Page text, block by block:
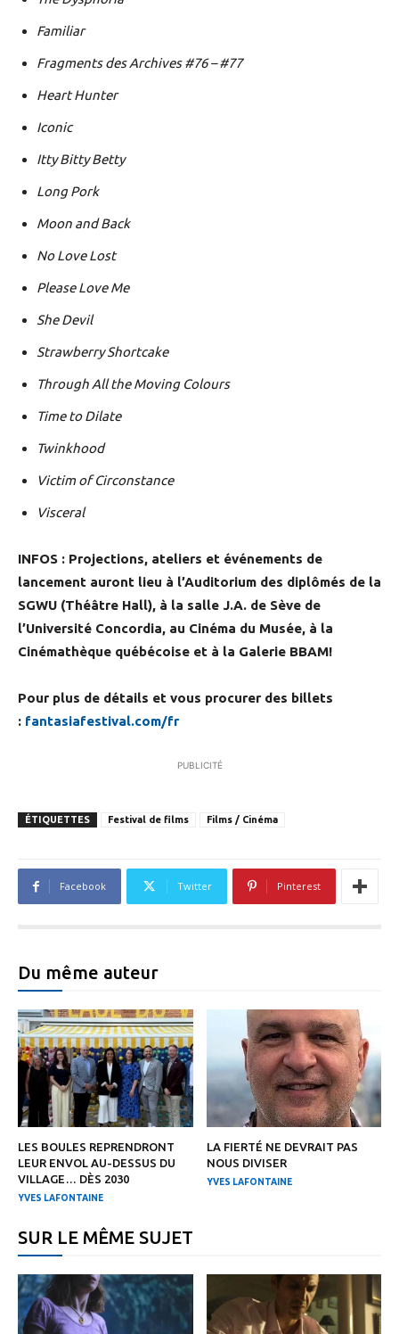
Familiar
Fragments des Archives #76 – #77
Heart Hunter
Iconic
Itty Bitty Betty
Long Pork
Moon and Back
No Love Lost
Please Love Me
She Devil
Strawberry Shortcake
Through All the Moving Colours
Time to Dilate
Twinkhood
Victim of Circonstance
Visceral
INFOS : Projections, ateliers et événements de
lancement auront lieu à l’Auditorium des diplômés de la
SGWU (Théâtre Hall), à la salle J.A. de Sève de
l’Université Concordia, au Cinéma du Musée, à la
Cinémathèque québécoise et à la Galerie BBAM!
Pour plus de détails et vous procurer des billets
: fantasiafestival.com/fr
PUBLICITÉ
ÉTIQUETTES Festival de films Films / Cinéma
Facebook Twitter Pinterest
Du même auteur
LES BOULES REPRENDRONT
LEUR ENVOL AU-DESSUS DU
VILLAGE… DÈS 2030
YVES LAFONTAINE
LA FIERTÉ NE DEVRAIT PAS
NOUS DIVISER
YVES LAFONTAINE
SUR LE MÊME SUJET